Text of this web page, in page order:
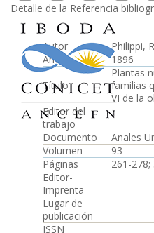
Detalle de la Referencia
Autor
Philippi,
Año
1896
Título
Plantas
familias
VI de la
Editor del
trabajo
Documento
Anales
Volumen
93
Páginas
261-278;
Editor-
Imprenta
Lugar de
publicación
ISSN